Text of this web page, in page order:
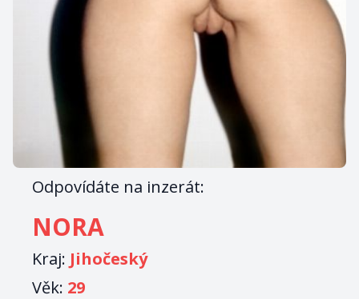
Odpovídáte na inzerát:
NORA
Kraj: Jihočeský
Věk: 29